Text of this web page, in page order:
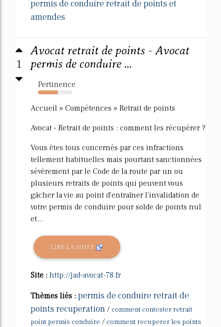
permis de conduire retrait de points et
amendes
1
Avocat retrait de points - Avocat
permis de conduire ...
Pertinence
57%
Accueil » Compétences » Retrait de points
Avocat - Retrait de points : comment les récupérer ?
Vous êtes tous concernés par ces infractions
tellement habituelles mais pourtant sanctionnées
sévèrement par le Code de la route par un ou
plusieurs retraits de points qui peuvent vous
gâcher la vie au point d'entraîner l'invalidation de
votre permis de conduire pour solde de points nul
et...
LIRE LA SUITE
Site : http://jad-avocat-78.fr
Thèmes liés : permis de conduire retrait de
points recuperation / comment contester retrait
point permis conduire / comment recuperer les points